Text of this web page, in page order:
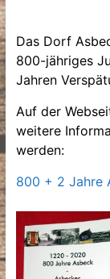
Das Dorf
800-jähriges
Jahren
Auf der
weitere
werden:
800 + 2 Jahre